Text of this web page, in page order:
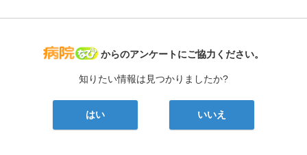
病院なび
からのアンケートにご協力ください。
知りたい情報は見つかりましたか?
はい いいえ